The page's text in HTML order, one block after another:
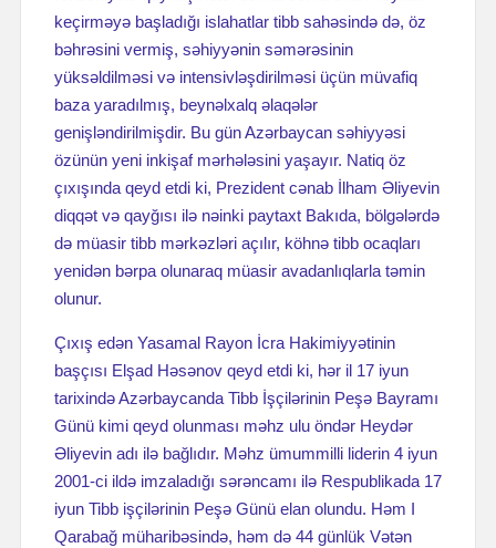
keçirməyə başladığı islahatlar tibb sahəsində də, öz
bəhrəsini vermiş, səhiyyənin səmərəsinin
yüksəldilməsi və intensivləşdirilməsi üçün müvafiq
baza yaradılmış, beynəlxalq əlaqələr
genişləndirilmişdir. Bu gün Azərbaycan səhiyyəsi
özünün yeni inkişaf mərhələsini yaşayır. Natiq öz
çıxışında qeyd etdi ki, Prezident cənab İlham Əliyevin
diqqət və qayğısı ilə nəinki paytaxt Bakıda, bölgələrdə
də müasir tibb mərkəzləri açılır, köhnə tibb ocaqları
yenidən bərpa olunaraq müasir avadanlıqlarla təmin
olunur.
Çıxış edən Yasamal Rayon İcra Hakimiyyətinin
başçısı Elşad Həsənov qeyd etdi ki, hər il 17 iyun
tarixində Azərbaycanda Tibb İşçilərinin Peşə Bayramı
Günü kimi qeyd olunması məhz ulu öndər Heydər
Əliyevin adı ilə bağlıdır. Məhz ümummilli liderin 4 iyun
2001-ci ildə imzaladığı sərəncamı ilə Respublikada 17
iyun Tibb işçilərinin Peşə Günü elan olundu. Həm I
Qarabağ müharibəsində, həm də 44 günlük Vətən